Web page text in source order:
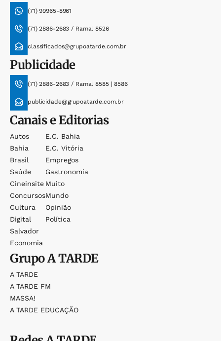
(71) 99965-8961
(71) 2886-2683 / Ramal 8526
classificados@grupoatarde.com.br
Publicidade
(71) 2886-2683 / Ramal 8585 | 8586
publicidade@grupoatarde.com.br
Canais e Editorias
Autos
Bahia
Brasil
Saúde
Cineinsite
Concursos
Cultura
Digital
Salvador
Economia
E.c. Bahia
E.c. Vitória
Empregos
Gastronomia
Muito
Mundo
Opinião
Política
GrupoA TARDE
A TARDE
A TARDE FM
MASSA!
A TARDE EDUCAÇÃO